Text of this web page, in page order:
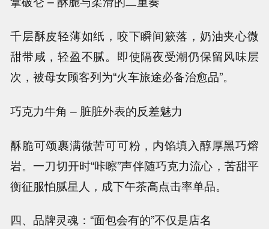
千层酥皮轻薄如纸，咬下瞬间簌落，奶油夹心微
甜带咸，轻盈不腻。即使隔夜受潮仍保留风味层
次，被母女顾客列为“火车旅途必备治愈品”。
巧克力牛角 – 脏脏外表的反差魅力
酥脆可颂裹满微苦可可粉，内馅填入醇厚黑巧熔
岩。一刀切开时“咔嚓”声伴随巧克力流心，苦甜平
衡征服怕腻星人，成下午茶高点击率单品。
四、品牌灵魂：“面包会有的”不仅是店名